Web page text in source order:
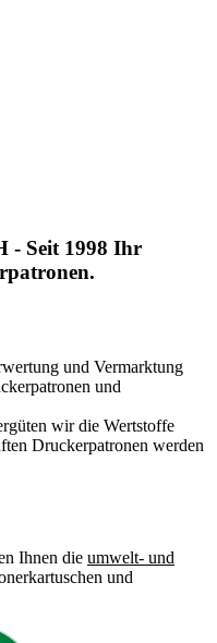
- Seit 1998 Ihr
und Vermarktung
und
wir die Wertstoffe
Druckerpatronen werden
Ihnen die umwelt- und
und